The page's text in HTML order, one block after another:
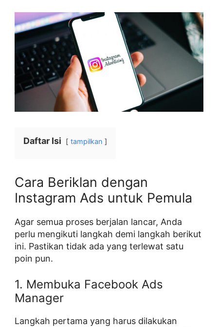
Daftar Isi tampilkan
Cara Beriklan dengan
Instagram Ads untuk Pemula
Agar semua proses berjalan lancar, Anda
perlu mengikuti langkah demi langkah berikut
ini. Pastikan tidak ada yang terlewat satu
poin pun.
1. Membuka Facebook Ads
Manager
Langkah pertama yang harus dilakukan